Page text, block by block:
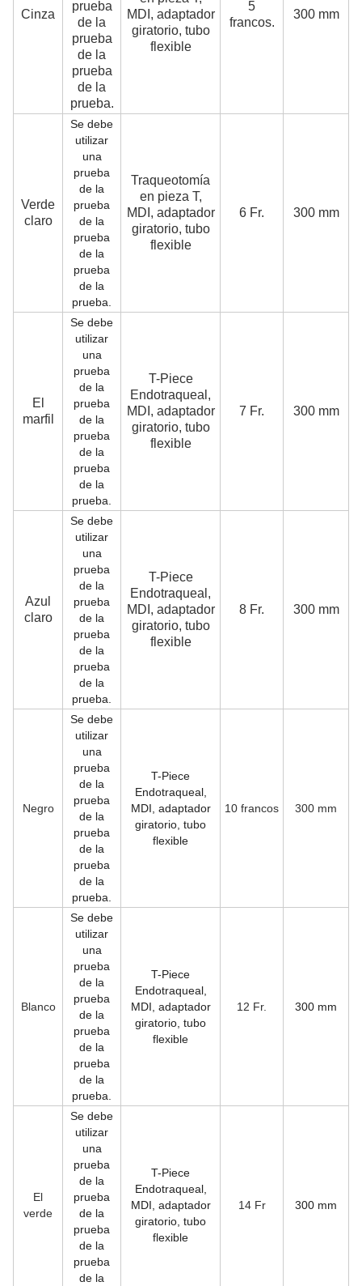
Cinza
prueba
de la
prueba
de la
prueba
de la
prueba.
MDI, adaptador
giratorio, tubo
flexible
5
francos.
300 mm
Verde
claro
Se debe
utilizar
una
prueba
de la
prueba
de la
prueba
de la
prueba
de la
prueba.
Traqueotomía
en pieza T,
MDI, adaptador
giratorio, tubo
flexible
6 Fr. 300 mm
El
marfil
Se debe
utilizar
una
prueba
de la
prueba
de la
prueba
de la
prueba
de la
prueba.
T-Piece
Endotraqueal,
MDI, adaptador
giratorio, tubo
flexible
7 Fr. 300 mm
Azul
claro
Se debe
utilizar
una
prueba
de la
prueba
de la
prueba
de la
prueba
de la
prueba.
T-Piece
Endotraqueal,
MDI, adaptador
giratorio, tubo
flexible
8 Fr. 300 mm
Negro
Se debe
utilizar
una
prueba
de la
prueba
de la
prueba
de la
prueba
de la
prueba.
T-Piece
Endotraqueal,
MDI, adaptador
giratorio, tubo
flexible
10 francos 300 mm
Blanco
Se debe
utilizar
una
prueba
de la
prueba
de la
prueba
de la
prueba
de la
prueba.
T-Piece
Endotraqueal,
MDI, adaptador
giratorio, tubo
flexible
12 Fr. 300 mm
El
verde
Se debe
utilizar
una
prueba
de la
prueba
de la
prueba
de la
prueba
de la
T-Piece
Endotraqueal,
MDI, adaptador
giratorio, tubo
flexible
14 Fr 300 mm